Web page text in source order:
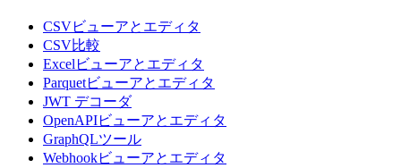
CSVビューアとエディタ
CSV比較
Excelビューアとエディタ
Parquetビューアとエディタ
JWT デコーダ
OpenAPIビューアとエディタ
GraphQLツール
Webhookビューアとエディタ